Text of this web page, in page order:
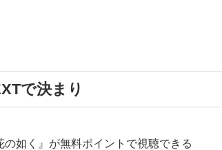
で決まり
の如く』が無料ポイントで視聴できる